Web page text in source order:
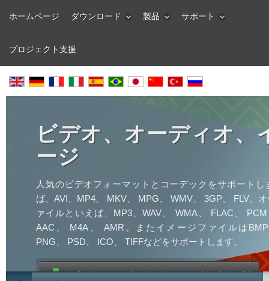
ホームページ ダウンロード 製品 サポート
プロジェクト支援
ビデオ、オーディオ、
ージ
人気のビデオフォーマットとコーデックをサポートし
ば、AVI、MP4、 MKV、 MPG、 WMV、 3GP、 FLV。
ァイルといえば、MP3、WAV、 WMA、 FLAC、
AAC、 M4A、 AMR。またイメージファイルは
PNG、 PSD、 ICO、 TIFFなどをサポートします。
ビデオエディターをウンロードします x64